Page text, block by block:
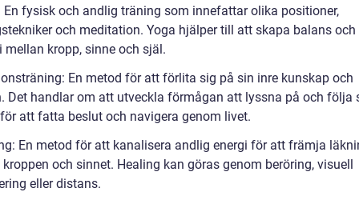
En fysisk och andlig träning som innefattar olika positioner,
och meditation. Yoga hjälper till att skapa balans och
mellan kropp, sinne och själ.
En metod för att förlita sig på sin inre kunskap och
Det handlar om att utveckla förmågan att lyssna på och följa
att fatta beslut och navigera genom livet.
En metod för att kanalisera andlig energi för att främja
och sinnet. Healing kan göras genom beröring, visuell
eller distans.